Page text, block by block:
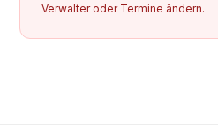
Verwalter oder Termine ändern.